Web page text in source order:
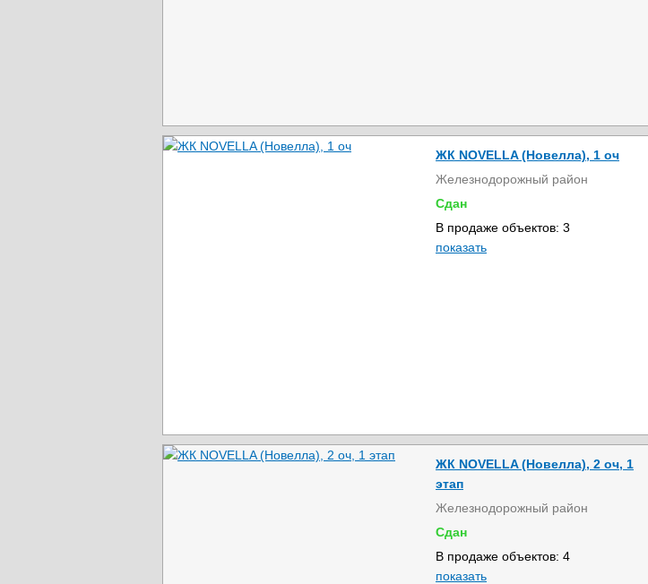
ЖК NOVELLA (Новелла), 1 оч
Железнодорожный район
Сдан
В продаже объектов: 3
показать
ЖК NOVELLA (Новелла), 2 оч, 1
этап
Железнодорожный район
Сдан
В продаже объектов: 4
показать